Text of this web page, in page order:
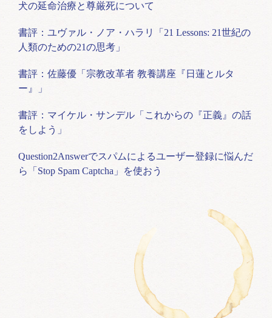
犬の延命治療と尊厳死について
書評：ユヴァル・ノア・ハラリ「21 Lessons: 21世紀の
人類のための21の思考」
書評：佐藤優「宗教改革者 教養講座『日蓮とルタ
ー』」
書評：マイケル・サンデル「これからの『正義』の話
をしよう」
Question2Answerでスパムによるユーザー登録に悩んだ
ら「Stop Spam Captcha」を使おう